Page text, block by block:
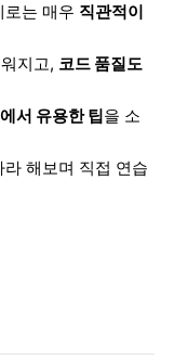
는 매우 직관적이
지고, 코드 품질도
서 유용한 팁을 소
해보며 직접 연습